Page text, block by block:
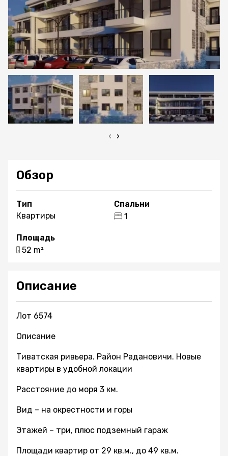
‹ ›
Обзор
Тип
Квартиры
Спальни
1
Площадь
52 m²
Описание
Лот 6574
Описание
Тиватская ривьера. Район Радановичи. Новые
квартиры в удобной локации
Расстояние до моря 3 км.
Вид – на окрестности и горы
Этажей – три, плюс подземный гараж
Площади квартир от 29 кв.м., до 49 кв.м.